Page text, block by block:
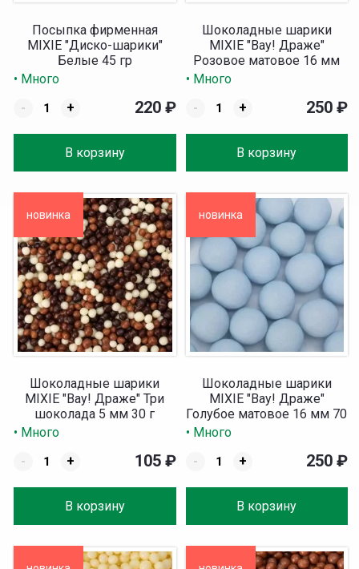
Посыпка фирменная
MIXIE "Диско-шарики"
Белые 45 гр
• Много
-
+
В корзину
220 ₽
Шоколадные шарики
MIXIE "Вау! Драже"
Розовое матовое 16 мм
• Много
-
+
В корзину
250 ₽
новинка
Шоколадные шарики
MIXIE "Вау! Драже" Три
шоколада 5 мм 30 г
• Много
-
+
В корзину
105 ₽
новинка
Шоколадные шарики
MIXIE "Вау! Драже"
Голубое матовое 16 мм 70
• Много
-
+
В корзину
250 ₽